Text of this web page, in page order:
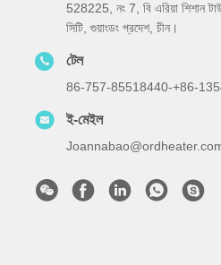
528225, নং 7, বি এরিয়া শিশান
সিটি, গুয়াংডং প্রদেশ, চীন।
টেল
86-757-85518440-+86-
ই-মেইল